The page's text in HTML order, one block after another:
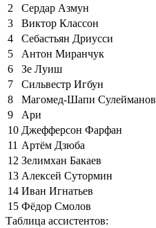
2
Сердар Азмун
3
Виктор Классон
4
Себастьян Дриусси
5
Антон Миранчук
6
Зе Луиш
7
Сильвестр Игбун
8
Магомед-Шапи Сулейманов
9
Ари
10 Джефферсон Фарфан
11 Артём Дзюба
12 Зелимхан Бакаев
13 Алексей Сутормин
14 Иван Игнатьев
15 Фёдор Смолов
Таблица ассистентов: